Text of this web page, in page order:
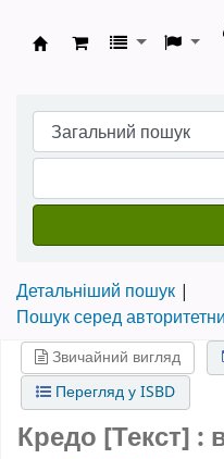
Бібліотека НТШ ›
Детальніший пошук
Пошук серед
Звичайний вигляд
Перегляд у ISBD
Кредо [Текст] :